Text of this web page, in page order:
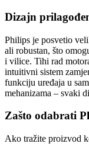
Dizajn
Philips je posvetio
ali robustan, što
i vilice. Tihi rad
intuitivni sistem
funkciju uređaja u
mehanizama – svaki
Zašto odabrati
Ako tražite proizvod